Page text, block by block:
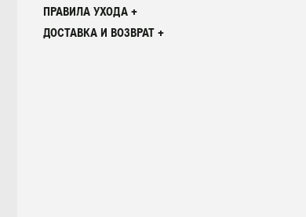
ПРАВИЛА УХОДА +
ДОСТАВКА И ВОЗВРАТ +